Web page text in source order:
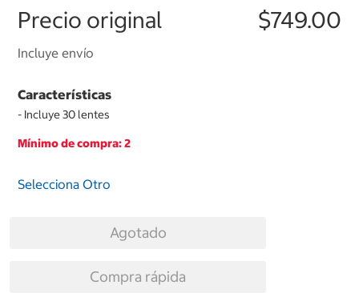
Precio original $749.00
Incluye envío
Características
- Incluye 30 lentes
Mínimo de compra: 2
Selecciona Otro
Agotado
Compra rápida